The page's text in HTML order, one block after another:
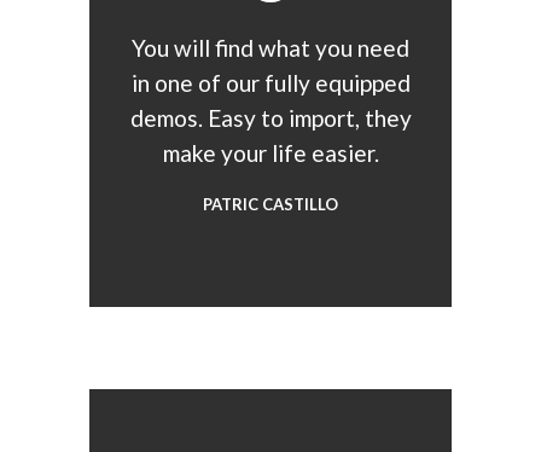
You will find what you need
in one of our fully equipped
demos. Easy to import, they
make your life easier.
PATRIC CASTILLO